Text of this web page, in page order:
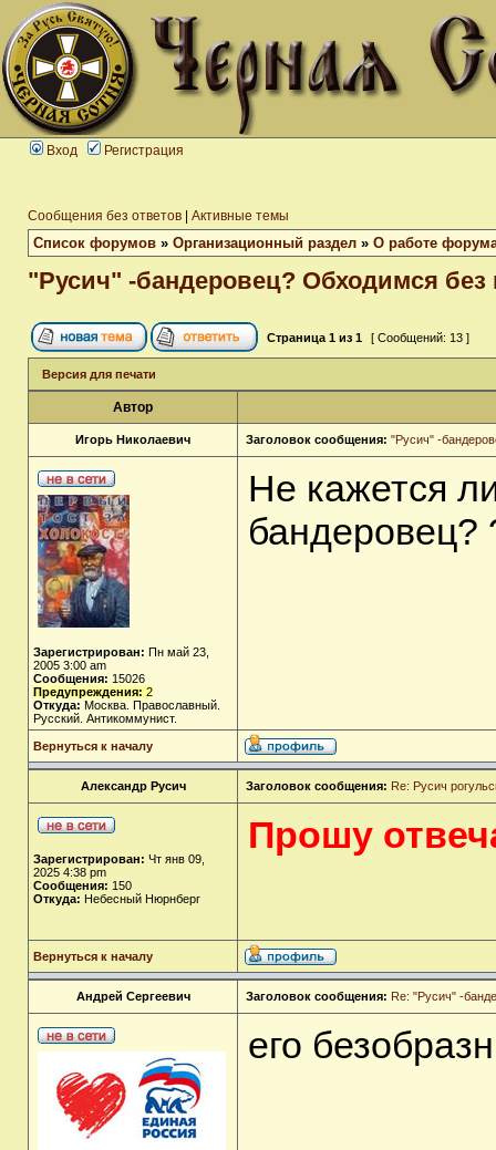
Вход Регистрация
Сообщения без ответов Активные темы
Список форумов » Организационный раздел » О работе
"Русич" -бандеровец? Обходимся
Страница 1 из 1 [ Сообщений: 13 ]
Версия для печати
Автор
Игорь Николаевич Заголовок сообщения: "Русич" -
Зарегистрирован: Пн май 23,
2005 3:00 am
Сообщения: 15026
Предупреждения: 2
Откуда: Москва. Православный.
Русский. Антикоммунист.
Не кажется
бандеровец?
Вернуться к началу
Александр Русич Заголовок сообщения: Re: Русич
Зарегистрирован: Чт янв 09,
2025 4:38 pm
Сообщения: 150
Откуда: Небесный Нюрнберг
Прошу
Вернуться к началу
Андрей Сергеевич Заголовок сообщения: Re: "Русич" -
его